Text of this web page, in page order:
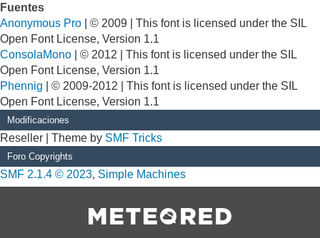
Fuentes
Anonymous Pro | © 2009 | This font is licensed under the SIL
Open Font License, Version 1.1
ConsolaMono | © 2012 | This font is licensed under the SIL
Open Font License, Version 1.1
Phennig | © 2009-2012 | This font is licensed under the SIL
Open Font License, Version 1.1
Modificaciones
Reseller | Theme by SMF Tricks
Foro Copyrights
SMF 2.1.4 © 2023, Simple Machines